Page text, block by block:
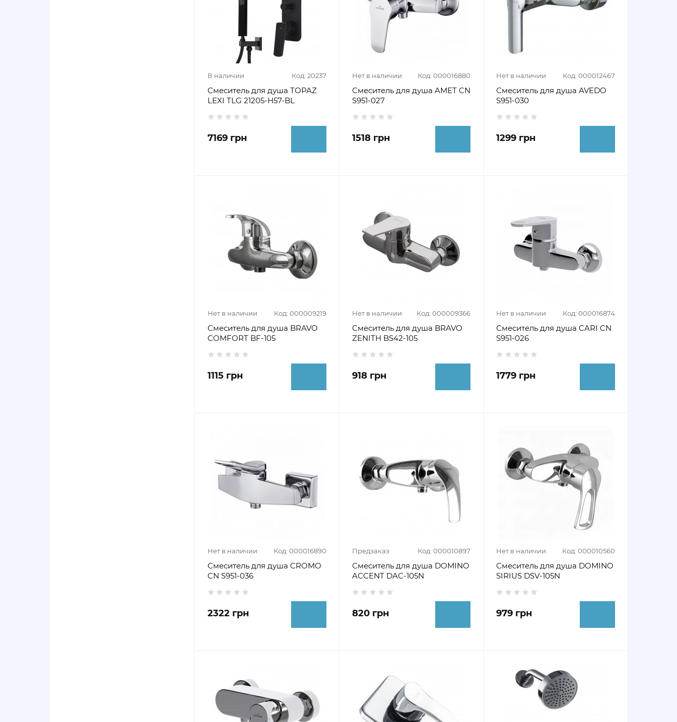
В наличии Код: 20237
Смеситель для душа TOPAZ
LEXI TLG 21205-H57-BL
7169 грн
Нет в наличии Код: 000016880
Смеситель для душа AMET CN
S951-027
1518 грн
Нет в наличии Код: 000012467
Смеситель для душа AVEDO
S951-030
1299 грн
Нет в наличии Код: 000009219
Смеситель для душа BRAVO
COMFORT BF-105
1115 грн
Нет в наличии Код: 000009366
Смеситель для душа BRAVO
ZENITH BS42-105
918 грн
Нет в наличии Код: 000016874
Смеситель для душа CARI CN
S951-026
1779 грн
Нет в наличии Код: 000016890
Смеситель для душа CROMO
CN S951-036
2322 грн
Предзаказ Код: 000010897
Смеситель для душа DOMINO
ACCENT DAC-105N
820 грн
Нет в наличии Код: 000010560
Смеситель для душа DOMINO
SIRIUS DSV-105N
979 грн